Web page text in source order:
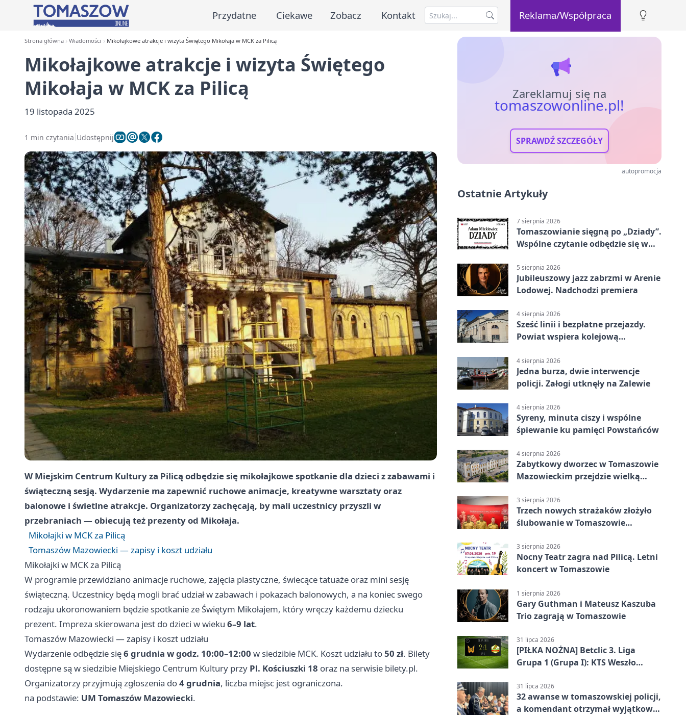
Przydatne Ciekawe Zobacz Kontakt Reklama/Współpraca
Strona główna Wiadomości Mikołajkowe atrakcje i wizyta Świętego Mikołaja w MCK za Pilicą
Mikołajkowe atrakcje i wizyta Świętego
Mikołaja w MCK za Pilicą
19 listopada 2025
1 min czytania Udostępnij
W Miejskim Centrum Kultury za Pilicą odbędzie się mikołajkowe spotkanie dla dzieci z zabawami i
świąteczną sesją. Wydarzenie ma zapewnić ruchowe animacje, kreatywne warsztaty oraz
balonowe i świetlne atrakcje. Organizatorzy zachęcają, by mali uczestnicy przyszli w
przebraniach — obiecują też prezenty od Mikołaja.
Mikołajki w MCK za Pilicą
Tomaszów Mazowiecki — zapisy i koszt udziału
Mikołajki w MCK za Pilicą
W programie przewidziano animacje ruchowe, zajęcia plastyczne, świecące tatuaże oraz mini sesję
świąteczną. Uczestnicy będą mogli brać udział w zabawach i pokazach balonowych, a na koniec swego
rodzaju ukoronowaniem będzie spotkanie ze Świętym Mikołajem, który wręczy każdemu dziecku
prezent. Impreza skierowana jest do dzieci w wieku 6–9 lat.
Tomaszów Mazowiecki — zapisy i koszt udziału
Wydarzenie odbędzie się6 grudnia w godz. 10:00–12:00 w siedzibie MCK. Koszt udziału to50 zł. Bilety
dostępne są w siedzibie Miejskiego Centrum Kultury przy Pl. Kościuszki 18 oraz na serwisie bilety.pl.
Organizatorzy przyjmują zgłoszenia do4 grudnia, liczba miejsc jest ograniczona.
na podstawie: UM Tomaszów Mazowiecki.
Zareklamuj się na
tomaszowonline.pl!
SPRAWDŹ SZCZEGÓŁY
autopromocja
Ostatnie Artykuły
7 sierpnia 2026
Tomaszowianie sięgną po „Dziady”.
Wspólne czytanie odbędzie się w
5 sierpnia 2026
Jubileuszowy jazz zabrzmi w Arenie
Lodowej. Nadchodzi premiera
4 sierpnia 2026
Sześć linii i bezpłatne przejazdy.
Powiat wspiera kolejową
4 sierpnia 2026
Jedna burza, dwie interwencje
policji. Załogi utknęły na Zalewie
4 sierpnia 2026
Syreny, minuta ciszy i wspólne
śpiewanie ku pamięci Powstańców
4 sierpnia 2026
Zabytkowy dworzec w Tomaszowie
Mazowieckim przejdzie wielką
wykonawcy
3 sierpnia 2026
Trzech nowych strażaków złożyło
ślubowanie w Tomaszowie
3 sierpnia 2026
Nocny Teatr zagra nad Pilicą. Letni
koncert w Tomaszowie
1 sierpnia 2026
Gary Guthman i Mateusz Kaszuba
Trio zagrają w Tomaszowie
31 lipca 2026
[PIŁKA NOŻNA] Betclic 3. Liga
Grupa 1 (Grupa I): KTS Weszło
Mazowiecki 2:1
31 lipca 2026
32 awanse w tomaszowskiej policji,
a komendant otrzymał wyjątkowy